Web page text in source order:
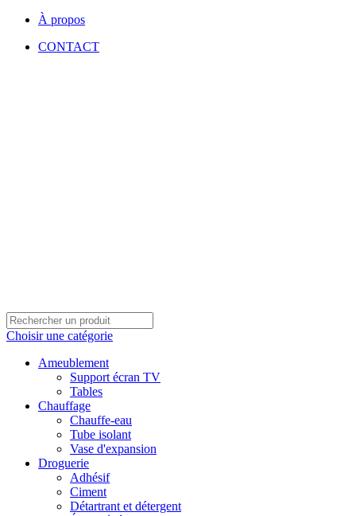
À propos
CONTACT
Choisir une catégorie
Ameublement
Support écran TV
Tables
Chauffage
Chauffe-eau
Tube isolant
Vase d'expansion
Droguerie
Adhésif
Ciment
Détartrant et détergent